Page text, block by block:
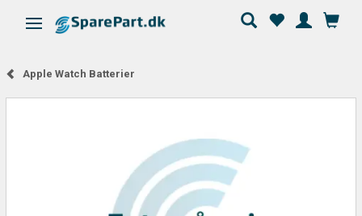
Ändra navigering
Apple Watch Batterier